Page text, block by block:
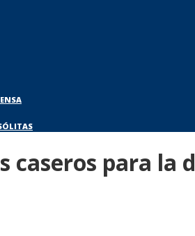
caseros para la